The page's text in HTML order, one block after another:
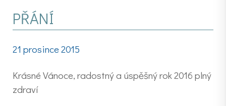
PŘÁNÍ
21 prosince 2015
Krásné Vánoce, radostný a úspěšný rok 2016 plný
zdraví